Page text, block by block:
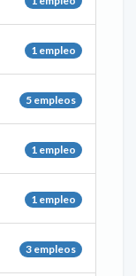
1 empleo
5 empleos
1 empleo
1 empleo
3 empleos